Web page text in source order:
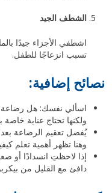
الشطف الجيد
اشطفي الأجزاء جيدًا
تسبب انزعاجًا للطفل.
نصائح إضافية:
اسألي نفسك: هل رضاعة
ولكنها تحتاج عناية خاصة
يُفضل تعقيم الرضاعة
وهنا تظهر أهمية تعلم
إذا لاحظتِ انسدادًا أو
دافئ مع القليل من